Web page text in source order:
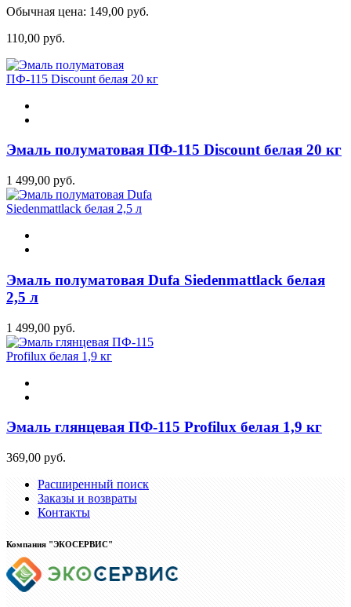
Обычная цена: 149,00 руб.
110,00 руб.
Эмаль полуматовая ПФ-115 Discount белая 20 кг
1 499,00 руб.
Эмаль полуматовая Dufa Siedenmattlack белая
2,5 л
1 499,00 руб.
Эмаль глянцевая ПФ-115 Profilux белая 1,9 кг
369,00 руб.
Расширенный поиск
Заказы и возвраты
Контакты
Компания "ЭКОСЕРВИС"